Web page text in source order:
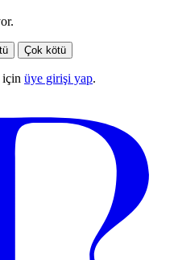
Çok kötü
için üye girişi yap.